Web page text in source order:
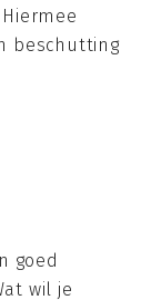
beschutting
goed
wil je